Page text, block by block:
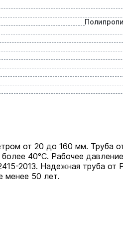
от 20 до 160 мм. Труба
40°С. Рабочее
2013. Надежная труба от
менее 50 лет.